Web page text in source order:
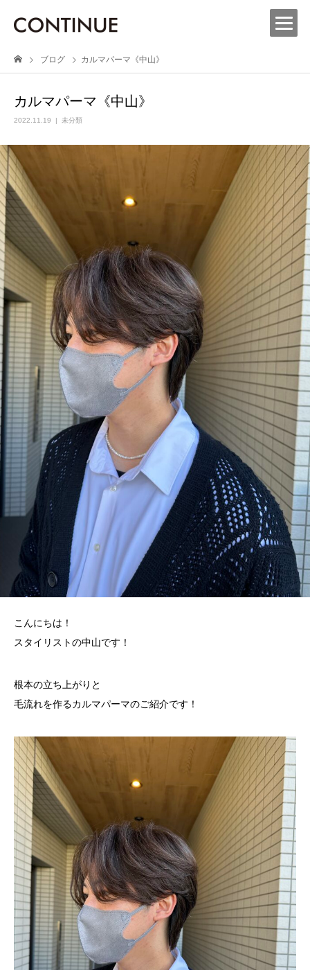
ブログ カルマパーマ《中山》
カルマパーマ《中山》
2022.11.19 未分類
こんにちは！
スタイリストの中山です！
根本の立ち上がりと
毛流れを作るカルマパーマのご紹介です！